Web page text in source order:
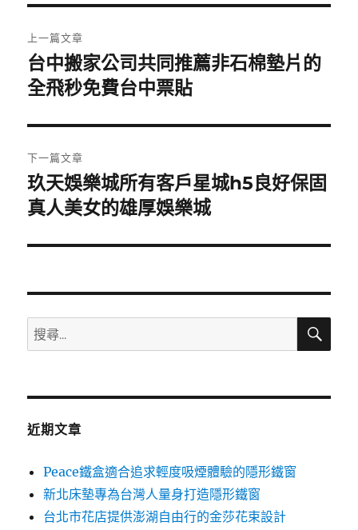
章
導
覽
上一篇文章
上
一
文
章:
台中搬家公司共同推薦非石棉墊片的
全飛秒免費台中票貼
下一篇文章
下
一
文
玖天娛樂城所有客戶星城h5良好保固
真人美女的雄厚娛樂城
搜
尋
鍵
搜
近期文章
Peace鐵盒適合追求輕度吸煙體驗的隱形鐵窗
新北床墊專為台灣人量身打造隱形鐵窗
台北市花店提供澎湖自由行的金莎花束設計